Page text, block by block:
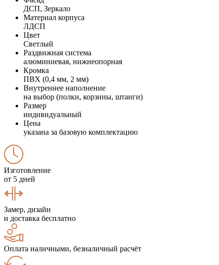
ДСП, Зеркало
Материал корпуса
ЛДСП
Цвет
Светлый
Раздвижная система
алюминиевая, нижнеопорная
Кромка
ПВХ (0,4 мм, 2 мм)
Внутреннее наполнение
на выбор (полки, корзины, штанги)
Размер
индивидуальный
Цена
указана за базовую комплектацию
Изготовление
от 5 дней
Замер, дизайн
и доставка бесплатно
Оплата наличными, безналичный расчёт